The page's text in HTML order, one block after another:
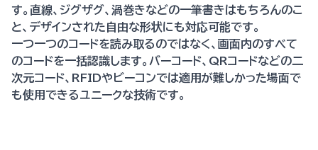
す。直線、ジグザグ、渦巻きなどの一筆書きはもちろんのこ
と、デザインされた自由な形状にも対応可能です。
一つ一つのコードを読み取るのではなく、画面内のすべて
のコードを一括認識します。バーコード、QRコードなどの二
次元コード、RFIDやビーコンでは適用が難しかった場面で
も使用できるユニークな技術です。